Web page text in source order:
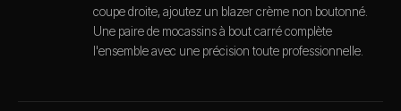
coupe droite, ajoutez un blazer crème non boutonné.
Une paire de mocassins à bout carré complète
l'ensemble avec une précision toute professionnelle.